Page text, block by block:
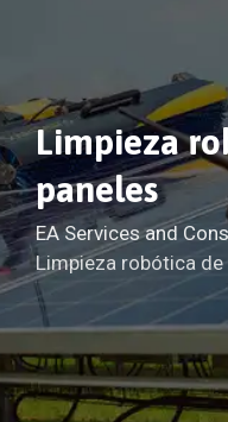
Limpieza
paneles
EA Services and
Limpieza robótica de